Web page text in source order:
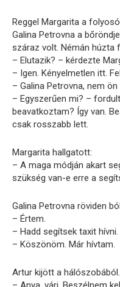
Reggel Margarita a
Galina Petrovna a
száraz volt. Némán húzta
– Elutazik? – kérdezte
– Igen. Kényelmetlen itt.
– Galina Petrovna, nem
– Egyszerűen mi? –
beavatkoztam? Így van.
csak rosszabb lett.
Margarita hallgatott:
– A maga módján akart
szükség van-e erre a
Galina Petrovna röviden
– Értem.
– Hadd segítsek taxit hívni.
– Köszönöm. Már hívtam.
Artur kijött a